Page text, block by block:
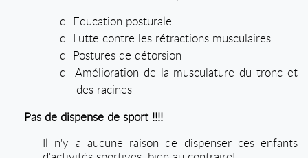
q Education posturale
q Lutte contre les rétractions musculaires
q Postures de détorsion
q
Amélioration de la musculature du tronc et
des racines
Pas de dispense de sport !!!!
Il n'y a aucune raison de dispenser ces enfants